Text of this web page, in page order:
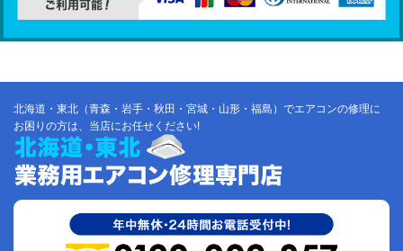
北海道・東北（青森・岩手・秋田・宮城・山形・福島）でエアコンの修理に
お困りの方は、当店にお任せください!